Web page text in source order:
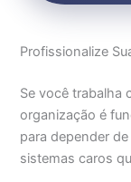
Profissionalize
Se você trabalha
organização é
para depender
sistemas caros